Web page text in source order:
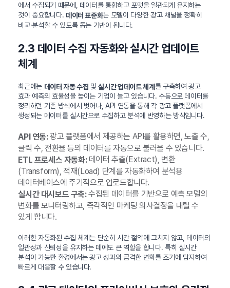
에서 수집되기 때문에, 데이터를 통합하고 포맷을 일관되게 유지하는
것이 중요합니다. 데이터 표준화는 모델이 다양한 광고 채널을 정확히
비교·분석할 수 있도록 돕는 기반이 됩니다.
2.3 데이터 수집 자동화와 실시간 업데이트
체계
최근에는 데이터 자동 수집 및실시간 업데이트 체계를 구축하여 광고
효과 예측의 효율성을 높이는 기업이 늘고 있습니다. 수동으로 데이터를
정리하던 기존 방식에서 벗어나, API 연동을 통해 각 광고 플랫폼에서
생성되는 데이터를 실시간으로 수집하고 분석에 반영하는 방식입니다.
API 연동:광고 플랫폼에서 제공하는 API를 활용하면, 노출 수,
클릭 수, 전환율 등의 데이터를 자동으로 불러올 수 있습니다.
ETL 프로세스 자동화:데이터 추출(Extract), 변환
(Transform), 적재(Load) 단계를 자동화하여 분석용
데이터베이스에 주기적으로 업로드합니다.
실시간 대시보드 구축:수집된 데이터를 기반으로 예측 모델의
변화를 모니터링하고, 즉각적인 마케팅 의사결정을 내릴 수
있게 합니다.
이러한 자동화된 수집 체계는 단순히 시간 절약에 그치지 않고, 데이터의
일관성과 신뢰성을 유지하는 데에도 큰 역할을 합니다. 특히 실시간
분석이 가능한 환경에서는 광고 성과의 급격한 변화를 조기에 탐지하여
빠르게 대응할 수 있습니다.